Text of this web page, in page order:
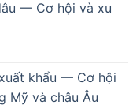
— Cơ hội và xu
khẩu — Cơ hội
Mỹ và châu Âu